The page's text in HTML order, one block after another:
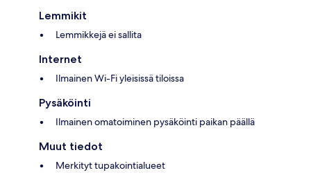
Lemmikit
Lemmikkejä ei sallita
Internet
Ilmainen Wi-Fi yleisissä tiloissa
Pysäköinti
Ilmainen omatoiminen pysäköinti paikan päällä
Muut tiedot
Merkityt tupakointialueet